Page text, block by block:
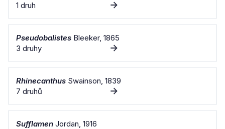
1 druh
Pseudobalistes Bleeker, 1865
3 druhy
Rhinecanthus Swainson, 1839
7 druhů
Sufflamen Jordan, 1916